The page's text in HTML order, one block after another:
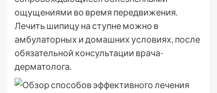
ощущениями во время передвижения.
Лечить шипицу на ступне можно в
амбулаторных и домашних условиях, после
обязательной консультации врача-
дерматолога.